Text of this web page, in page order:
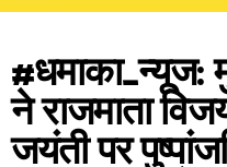
#धमाका_न्यूज:
ने राजमाता
जयंती पर